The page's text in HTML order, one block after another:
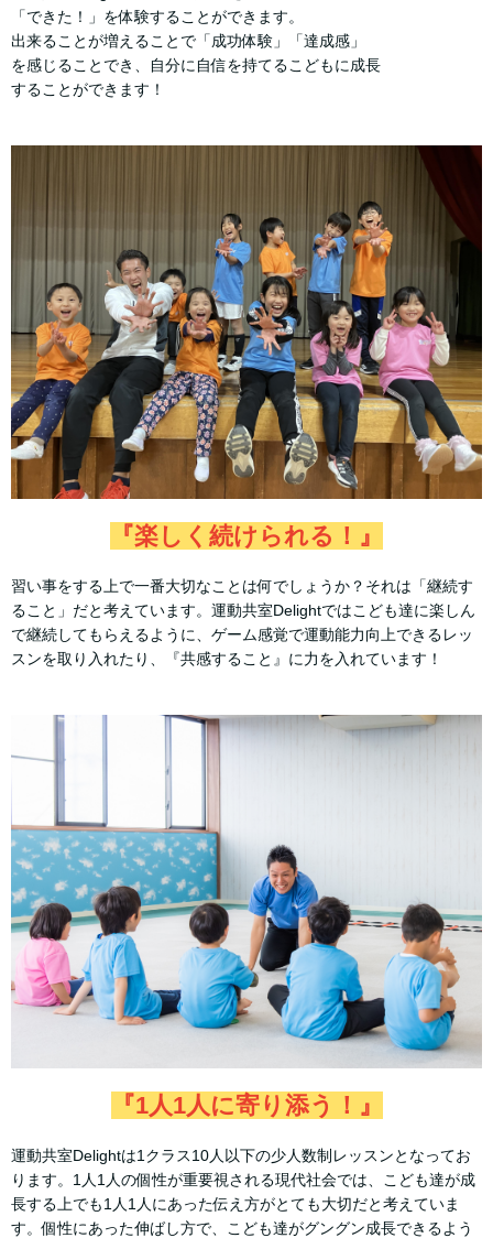
「できた！」を体験することができます。
出来ることが増えることで「成功体験」「達成感」
を感じることでき、自分に自信を持てるこどもに成長
することができます！
『楽しく続けられる！』
習い事をする上で一番大切なことは何でしょうか？それは「継続す
ること」だと考えています。運動共室Delightではこども達に楽しん
で継続してもらえるように、ゲーム感覚で運動能力向上できるレッ
スンを取り入れたり、『共感すること』に力を入れています！
『1人1人に寄り添う！』
運動共室Delightは1クラス10人以下の少人数制レッスンとなってお
ります。1人1人の個性が重要視される現代社会では、こども達が成
長する上でも1人1人にあった伝え方がとても大切だと考えていま
す。個性にあった伸ばし方で、こども達がグングン成長できるよう